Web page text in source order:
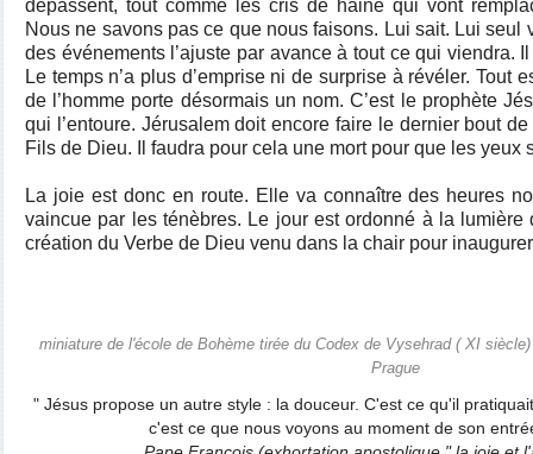
dépassent, tout comme les cris de haine qui vont
Nous ne savons pas ce que nous faisons. Lui sait. Lui seul
des événements l’ajuste par avance à tout ce qui viendra.
Le temps n’a plus d’emprise ni de surprise à révéler. Tout
de l’homme porte désormais un nom. C’est le prophète
qui l’entoure. Jérusalem doit encore faire le dernier bout
Fils de Dieu. Il faudra pour cela une mort pour que les yeux
La joie est donc en route. Elle va connaître des heures
vaincue par les ténèbres. Le jour est ordonné à la
création du Verbe de Dieu venu dans la chair pour
miniature de l'école de Bohème tirée du Codex de Vysehrad ( XI
Prague
" Jésus propose un autre style : la douceur. C'est ce qu'il
c'est ce que nous voyons au moment de son